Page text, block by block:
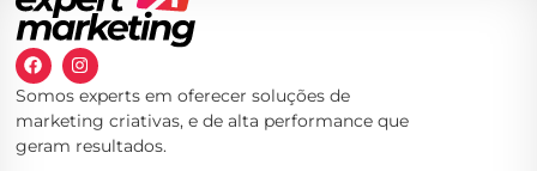
Somos experts em oferecer soluções de
marketing criativas, e de alta performance que
geram resultados.